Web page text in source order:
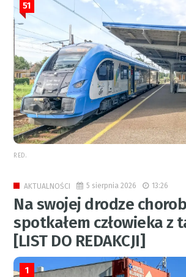
51
RED.
AKTUALNOŚCI 5 sierpnia 2026 13:26
Na swojej drodze
spotkałem człowieka z
[LIST DO REDAKCJI]
1